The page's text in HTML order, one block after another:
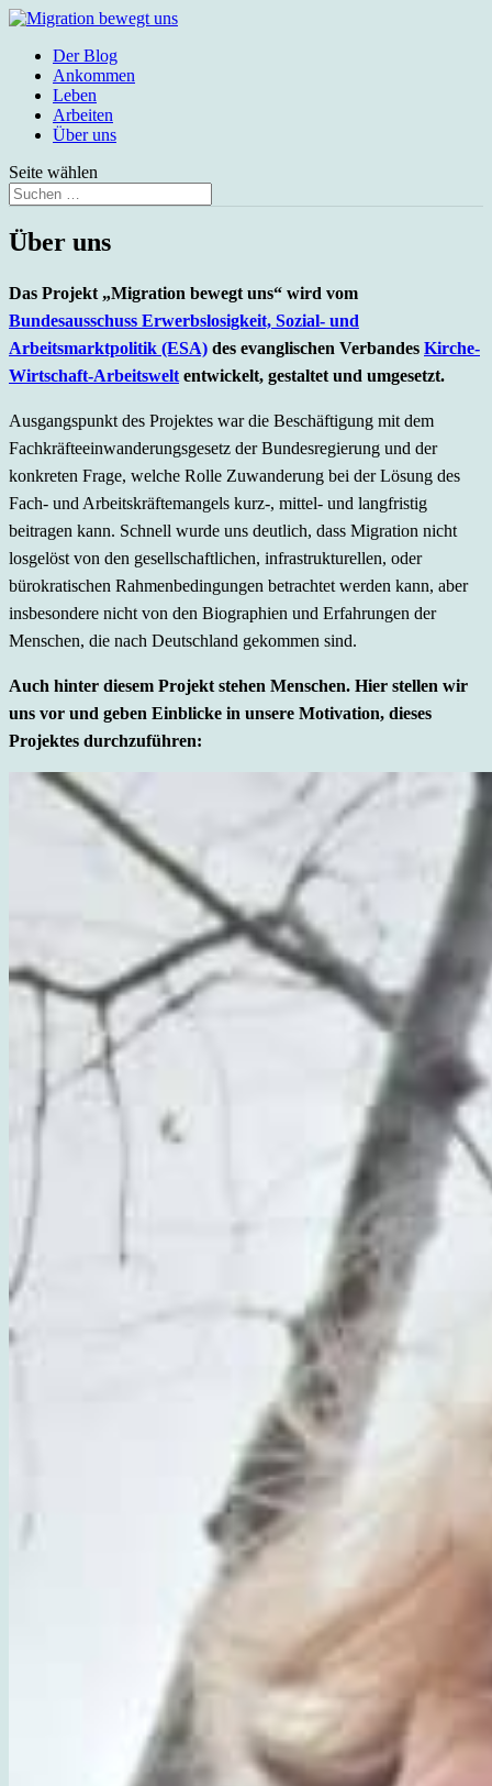
Der Blog
Ankommen
Leben
Arbeiten
Über uns
Seite wählen
Über uns
Das Projekt „Migration bewegt uns“ wird vom
Bundesausschuss Erwerbslosigkeit, Sozial- und
Arbeitsmarktpolitik (ESA) des evanglischen Verbandes Kirche-
Wirtschaft-Arbeitswelt entwickelt, gestaltet und umgesetzt.
Ausgangspunkt des Projektes war die Beschäftigung mit dem
Fachkräfteeinwanderungsgesetz der Bundesregierung und der
konkreten Frage, welche Rolle Zuwanderung bei der Lösung des
Fach- und Arbeitskräftemangels kurz-, mittel- und langfristig
beitragen kann. Schnell wurde uns deutlich, dass Migration nicht
losgelöst von den gesellschaftlichen, infrastrukturellen, oder
bürokratischen Rahmenbedingungen betrachtet werden kann, aber
insbesondere nicht von den Biographien und Erfahrungen der
Menschen, die nach Deutschland gekommen sind.
Auch hinter diesem Projekt stehen Menschen. Hier stellen wir
uns vor und geben Einblicke in unsere Motivation, dieses
Projektes durchzuführen: